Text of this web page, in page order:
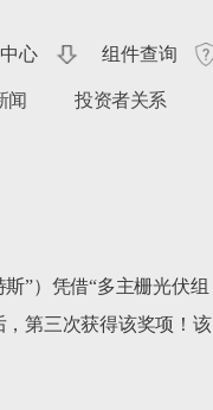
闻 投资者关系
组件查询
心
”）凭借“多主栅光伏组
第三次获得该奖项！该